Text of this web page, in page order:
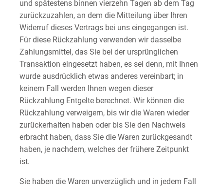
und spätestens binnen vierzehn Tagen ab dem Tag
zurückzuzahlen, an dem die Mitteilung über Ihren
Widerruf dieses Vertrags bei uns eingegangen ist.
Für diese Rückzahlung verwenden wir dasselbe
Zahlungsmittel, das Sie bei der ursprünglichen
Transaktion eingesetzt haben, es sei denn, mit Ihnen
wurde ausdrücklich etwas anderes vereinbart; in
keinem Fall werden Ihnen wegen dieser
Rückzahlung Entgelte berechnet. Wir können die
Rückzahlung verweigern, bis wir die Waren wieder
zurückerhalten haben oder bis Sie den Nachweis
erbracht haben, dass Sie die Waren zurückgesandt
haben, je nachdem, welches der frühere Zeitpunkt
ist.
Sie haben die Waren unverzüglich und in jedem Fall